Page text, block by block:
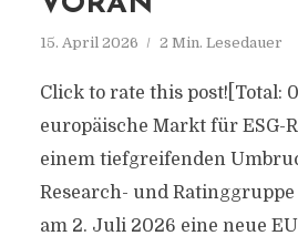
15. April 2026 2 Min. Lesedauer
Click to rate this post![Total:
europäische Markt für ESG-
einem tiefgreifenden
Research- und
am 2. Juli 2026 eine neue